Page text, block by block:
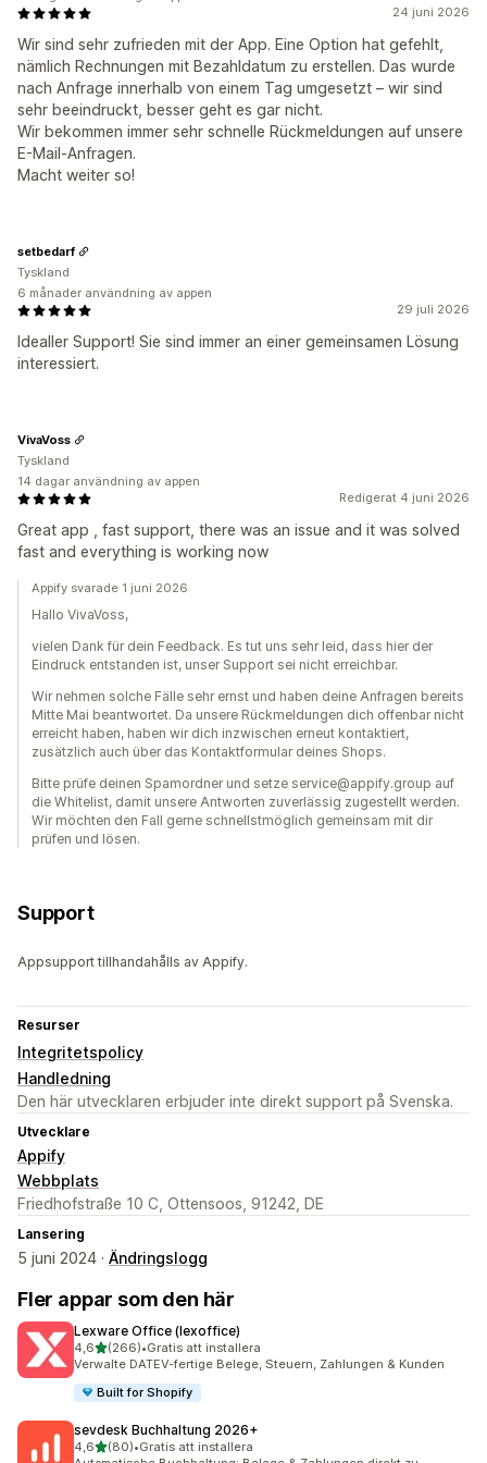
24 juni 2026
Wir sind sehr zufrieden mit der App. Eine Option hat gefehlt,
nämlich Rechnungen mit Bezahldatum zu erstellen. Das wurde
nach Anfrage innerhalb von einem Tag umgesetzt – wir sind
sehr beeindruckt, besser geht es gar nicht.
Wir bekommen immer sehr schnelle Rückmeldungen auf unsere
E-Mail-Anfragen.
Macht weiter so!
29 juli 2026
Idealler Support! Sie sind immer an einer gemeinsamen Lösung
interessiert.
setbedarf
Tyskland
6 månader användning av appen
Redigerat 4 juni 2026
Great app , fast support, there was an issue and it was solved
fast and everything is working now
VivaVoss
Tyskland
14 dagar användning av appen
Appify svarade 1 juni 2026
Hallo VivaVoss,
vielen Dank für dein Feedback. Es tut uns sehr leid, dass hier der
Eindruck entstanden ist, unser Support sei nicht erreichbar.
Wir nehmen solche Fälle sehr ernst und haben deine Anfragen bereits
Mitte Mai beantwortet. Da unsere Rückmeldungen dich offenbar nicht
erreicht haben, haben wir dich inzwischen erneut kontaktiert,
zusätzlich auch über das Kontaktformular deines Shops.
Bitte prüfe deinen Spamordner und setze service@appify.group auf
die Whitelist, damit unsere Antworten zuverlässig zugestellt werden.
Wir möchten den Fall gerne schnellstmöglich gemeinsam mit dir
prüfen und lösen.
Support
Appsupport tillhandahålls av Appify.
Resurser
Integritetspolicy
Handledning
Den här utvecklaren erbjuder inte direkt support på Svenska.
Utvecklare
Appify
Webbplats
Friedhofstraße 10 C, Ottensoos, 91242, DE
Lansering
5 juni 2024 · Ändringslogg
Fler appar som den här
Lexware Office (lexoffice)
4,6av 5 stjärnor
(266)
266 recensioner totalt
•Gratis att installera
Verwalte DATEV-fertige Belege, Steuern, Zahlungen & Kunden
Built for Shopify
sevdesk Buchhaltung 2026+
4,6av 5 stjärnor
(80)
80 recensioner totalt
•Gratis att installera